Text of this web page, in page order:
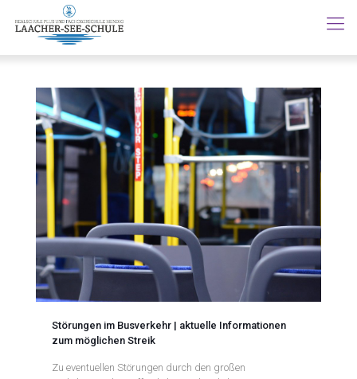
Störungen im Busverkehr | aktuelle Informationen
zum möglichen Streik
Zu eventuellen Störungen durch den großen